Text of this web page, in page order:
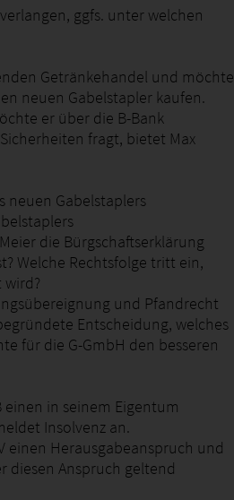
ggfs. unter welchen
Getränkehandel und möchte
neuen Gabelstapler kaufen.
er über die B-Bank
fragt, bietet Max
neuen Gabelstaplers
die Bürgschaftserklärung
Welche Rechtsfolge tritt ein,
und Pfandrecht
Entscheidung, welches
für die G-GmbH den besseren
in seinem Eigentum
Insolvenz an.
einen Herausgabeanspruch und
diesen Anspruch geltend